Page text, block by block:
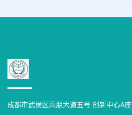
成都市武侯区高朋大道五号 创新中心A座